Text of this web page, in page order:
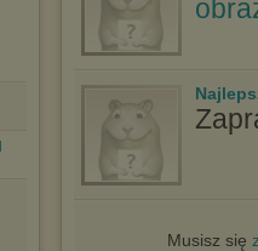
Musisz się